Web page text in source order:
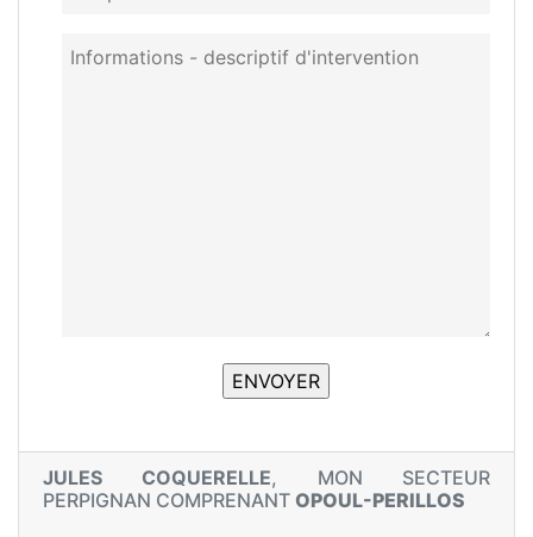
JULES COQUERELLE, MON SECTEUR
PERPIGNAN COMPRENANT OPOUL-PERILLOS